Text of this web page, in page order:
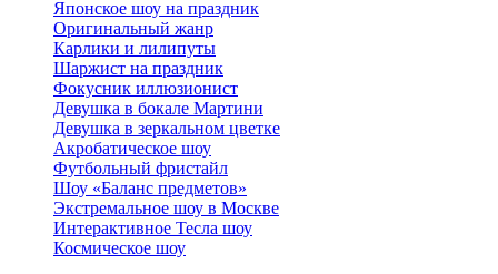
Японское шоу на праздник
Оригинальный жанр
Карлики и лилипуты
Шаржист на праздник
Фокусник иллюзионист
Девушка в бокале Мартини
Девушка в зеркальном цветке
Акробатическое шоу
Футбольный фристайл
Шоу «Баланс предметов»
Экстремальное шоу в Москве
Интерактивное Тесла шоу
Космическое шоу